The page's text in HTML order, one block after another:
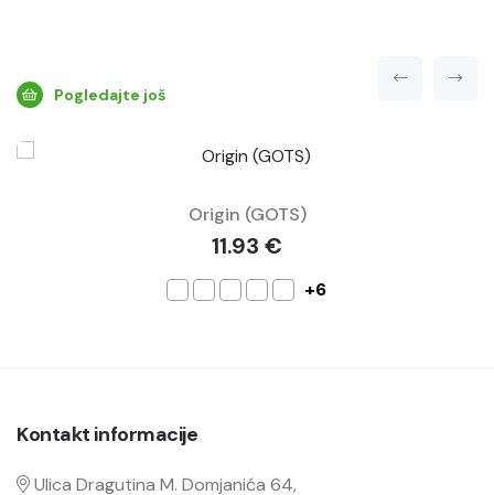
Pogledajte još
Origin (GOTS)
11.93 €
+6
Kontakt informacije
Ulica Dragutina M. Domjanića 64,